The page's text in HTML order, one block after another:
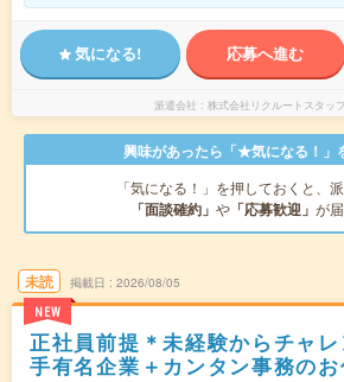
気になる! 応募へ進む
派遣会社 株式会社リクルートスタッ
興味があったら「★気になる！」
「気になる！」を押しておくと、
「面談確約」 や 「応募歓迎」 が
未読
NEW
掲載日 2026/08/05
正社員前提＊未経験からチャ
手有名企業＋カンタン事務の